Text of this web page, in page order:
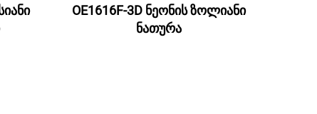
OE1616F-3D ნეონის ზოლიანი
ნათურა